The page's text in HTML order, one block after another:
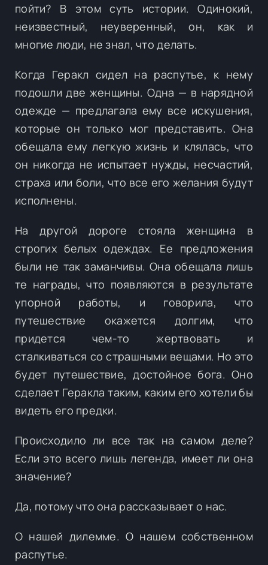
пойти? В этом суть истории. Одинокий,
неизвестный, неуверенный, он, как и
многие люди, не знал, что делать.
Когда Геракл сидел на распутье, к нему
подошли две женщины. Одна — в нарядной
одежде — предлагала ему все искушения,
которые он только мог представить. Она
обещала ему легкую жизнь и клялась, что
он никогда не испытает нужды, несчастий,
страха или боли, что все его желания будут
исполнены.
На другой дороге стояла женщина в
строгих белых одеждах. Ее предложения
были не так заманчивы. Она обещала лишь
те награды, что появляются в результате
упорной работы, и говорила, что
путешествие окажется долгим, что
придется чем-то жертвовать и
сталкиваться со страшными вещами. Но это
будет путешествие, достойное бога. Оно
сделает Геракла таким, каким его хотели бы
видеть его предки.
Происходило ли все так на самом деле?
Если это всего лишь легенда, имеет ли она
значение?
Да, потому что она рассказывает о нас.
О нашей дилемме. О нашем собственном
распутье.